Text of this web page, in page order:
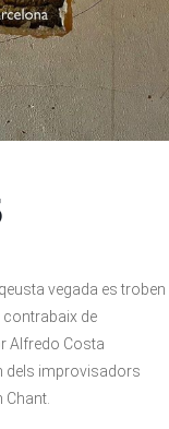
vegada es troben
contrabaix de
Alfredo Costa
dels improvisadors